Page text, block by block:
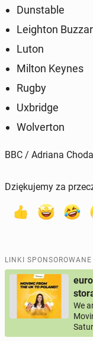
Dun­sta­ble
Le­igh­ton
Luton
Milton Keynes
Rugby
Uxbrid­ge
Wo­lver­ton
BBC / Adriana
Dziękujemy za
LINKI SPONSOROWANE
We